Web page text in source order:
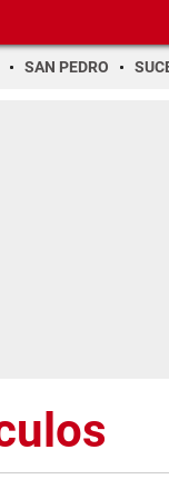
SAN PEDRO